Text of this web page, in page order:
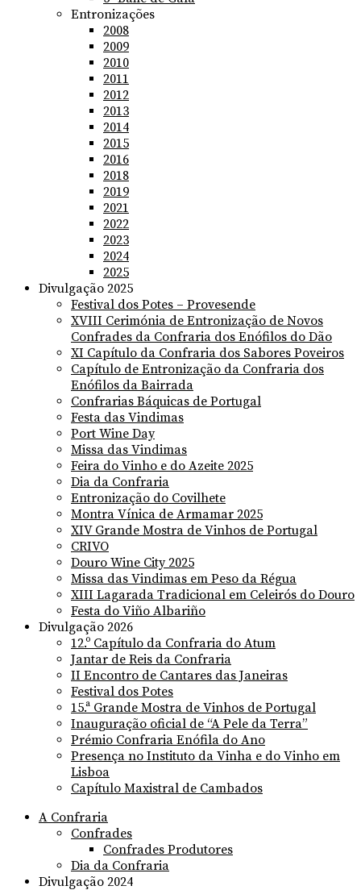
Entronizações
2008
2009
2010
2011
2012
2013
2014
2015
2016
2018
2019
2021
2022
2023
2024
2025
Divulgação 2025
Festival dos Potes – Provesende
XVIII Cerimónia de Entronização de Novos
Confrades da Confraria dos Enófilos do Dão
XI Capítulo da Confraria dos Sabores Poveiros
Capítulo de Entronização da Confraria dos
Enófilos da Bairrada
Confrarias Báquicas de Portugal
Festa das Vindimas
Port Wine Day
Missa das Vindimas
Feira do Vinho e do Azeite 2025
Dia da Confraria
Entronização do Covilhete
Montra Vínica de Armamar 2025
XIV Grande Mostra de Vinhos de Portugal
CRIVO
Douro Wine City 2025
Missa das Vindimas em Peso da Régua
XIII Lagarada Tradicional em Celeirós do Douro
Festa do Viño Albariño
Divulgação 2026
12.º Capítulo da Confraria do Atum
Jantar de Reis da Confraria
II Encontro de Cantares das Janeiras
Festival dos Potes
15.ª Grande Mostra de Vinhos de Portugal
Inauguração oficial de “A Pele da Terra”
Prémio Confraria Enófila do Ano
Presença no Instituto da Vinha e do Vinho em
Lisboa
Capítulo Maxistral de Cambados
A Confraria
Confrades
Confrades Produtores
Dia da Confraria
Divulgação 2024